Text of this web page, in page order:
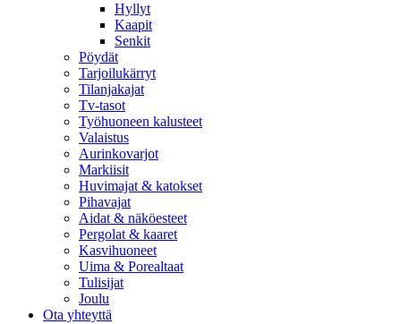
Hyllyt
Kaapit
Senkit
Pöydät
Tarjoilukärryt
Tilanjakajat
Tv-tasot
Työhuoneen kalusteet
Valaistus
Aurinkovarjot
Markiisit
Huvimajat & katokset
Pihavajat
Aidat & näköesteet
Pergolat & kaaret
Kasvihuoneet
Uima & Porealtaat
Tulisijat
Joulu
Ota yhteyttä